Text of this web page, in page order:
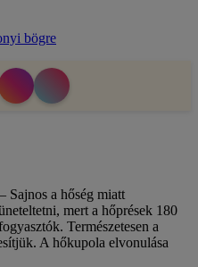
bögre
Sajnos a hőség miatt
mert a hőprések 180
Természetesen a
A hőkupola elvonulása